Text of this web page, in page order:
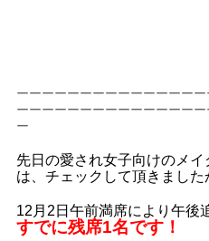
ーーーーーーーーーーーーーー
ーーーーーーーーーーーーーー
ー
先日の愛され女子向けのメ
は、チェックして頂きました
12月2日午前満席により午後
すでに残席1名です！